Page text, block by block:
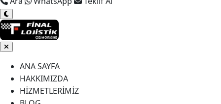
ANA SAYFA
HAKKIMIZDA
HİZMETLERİMİZ